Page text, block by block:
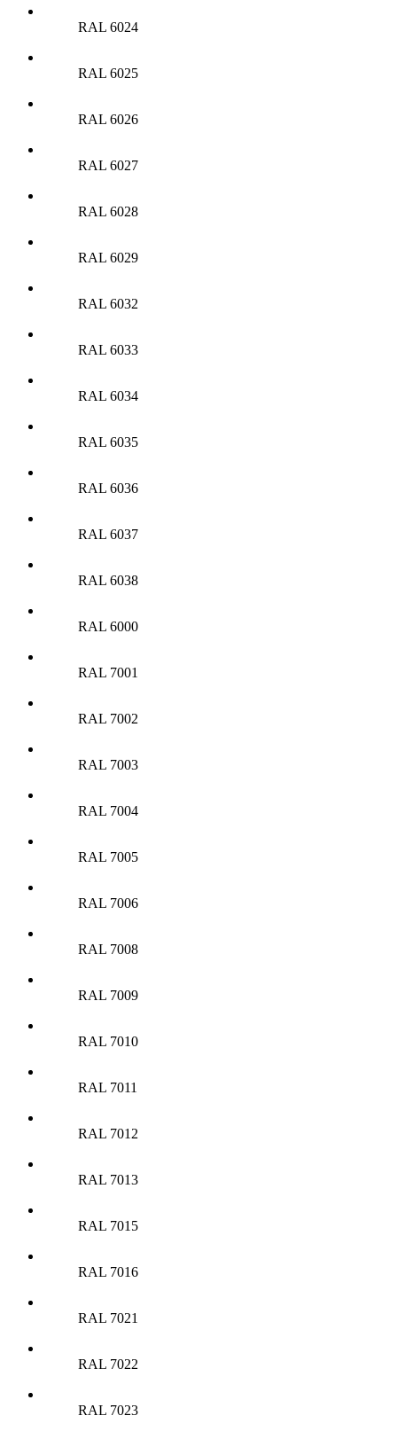
RAL 6024
RAL 6025
RAL 6026
RAL 6027
RAL 6028
RAL 6029
RAL 6032
RAL 6033
RAL 6034
RAL 6035
RAL 6036
RAL 6037
RAL 6038
RAL 6000
RAL 7001
RAL 7002
RAL 7003
RAL 7004
RAL 7005
RAL 7006
RAL 7008
RAL 7009
RAL 7010
RAL 7011
RAL 7012
RAL 7013
RAL 7015
RAL 7016
RAL 7021
RAL 7022
RAL 7023